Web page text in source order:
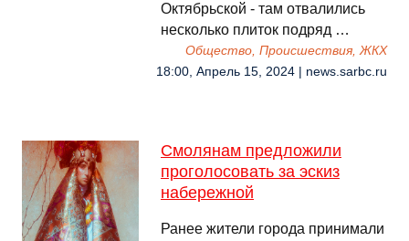
Октябрьской - там отвалились
несколько плиток подряд …
Общество, Происшествия, ЖКХ
18:00, Апрель 15, 2024 | news.sarbc.ru
Смолянам предложили
проголосовать за эскиз
набережной
Ранее жители города принимали